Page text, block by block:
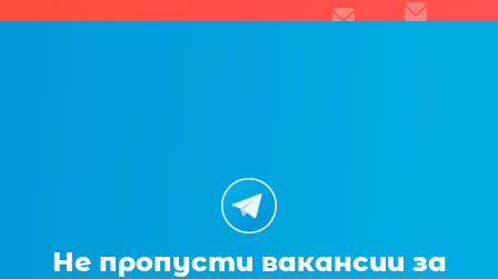
Не пропусти вакансии за